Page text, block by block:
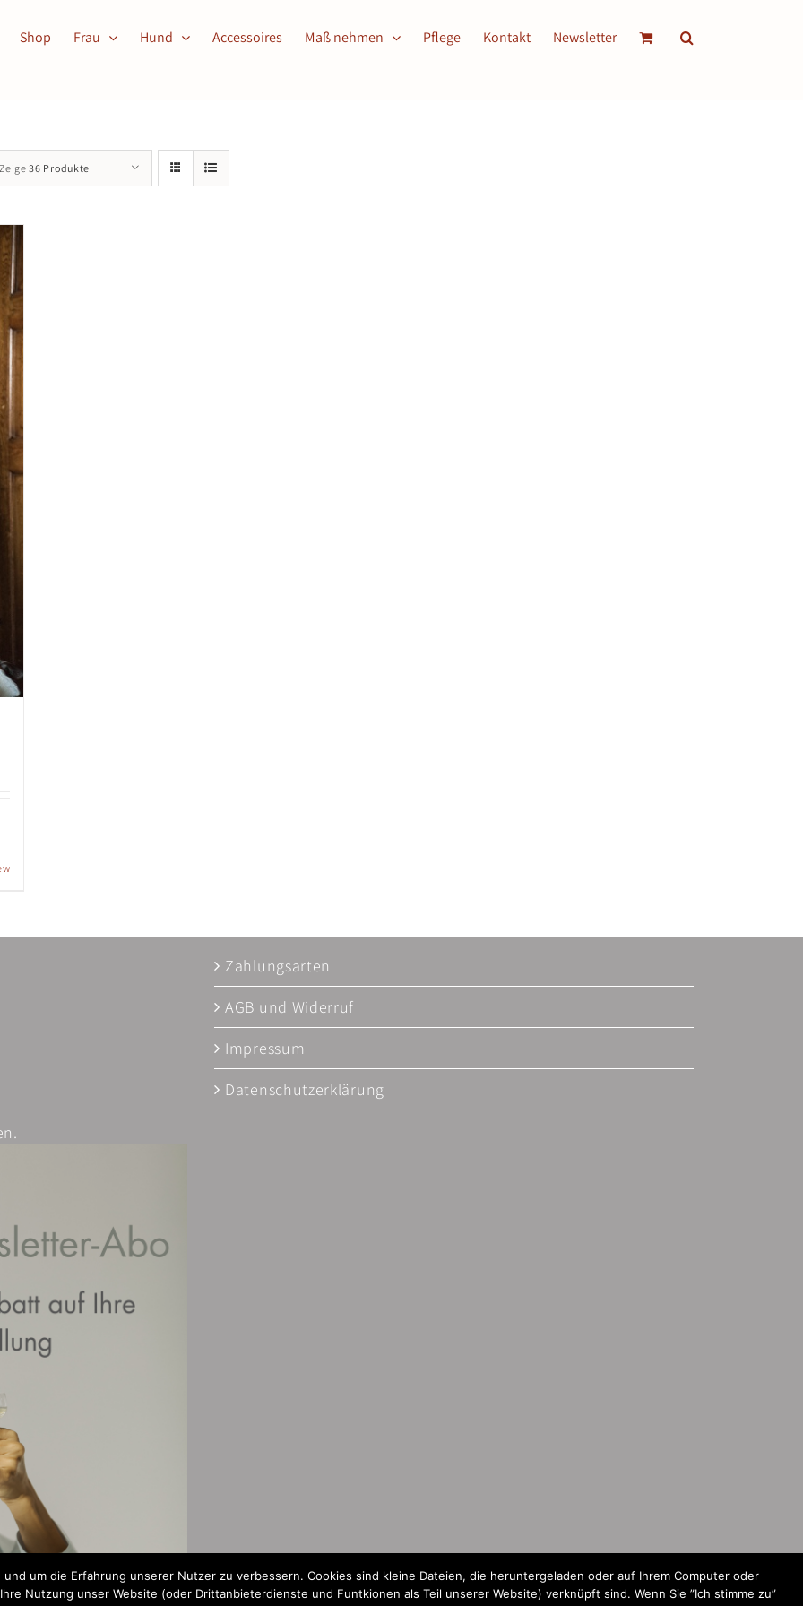
Shop Frau Hund Accessoires Maß nehmen Pflege Kontakt Newsletter
Zeige36 Produkte
Zahlungsarten
AGB und Widerruf
Impressum
Datenschutzerklärung
um die Erfahrung unserer Nutzer zu verbessern. Cookies sind kleine Dateien, die heruntergeladen oder auf Ihrem Computer oder
Nutzung unser Website (oder Drittanbieterdienste und Funtkionen als Teil unserer Website) verknüpft sind. Wenn Sie ”Ich stimme zu”